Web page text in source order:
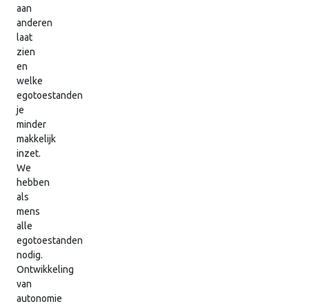
aan
anderen
laat
zien
en
welke
egotoestanden
je
minder
makkelijk
inzet.
We
hebben
als
mens
alle
egotoestanden
nodig.
Ontwikkeling
van
autonomie